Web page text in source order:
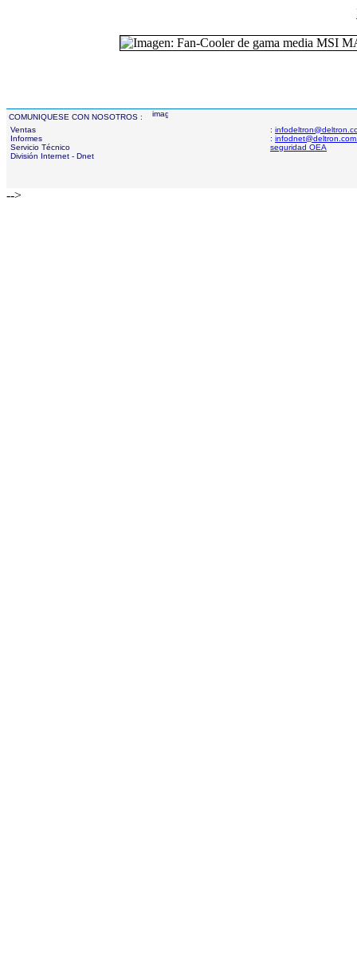
COMUNIQUESE CON NOSOTROS :
Ventas
Informes
Servicio Técnico
División Internet - Dnet
:
:
seguridad OEA
-->